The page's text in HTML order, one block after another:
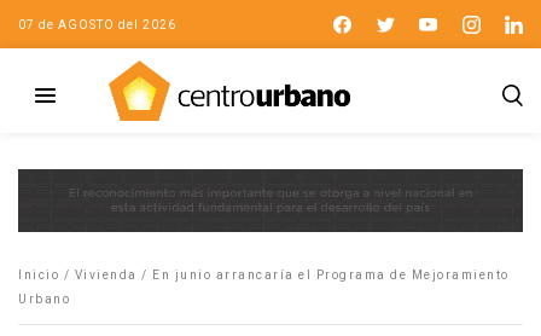
07 de AGOSTO del 2026
Inicio / Vivienda /
En junio arrancaría el Programa de Mejoramiento
Urbano